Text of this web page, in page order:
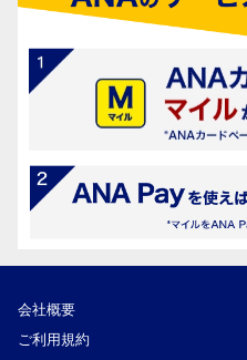
会社概要
ご利用規約